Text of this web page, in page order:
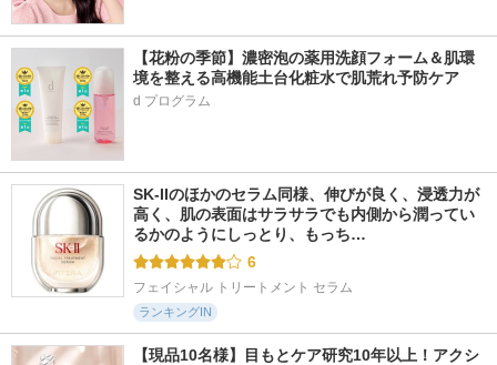
6.2
513件
Black Perfection Co
ver Fit Cushion
VIDIVICI d'Alba(ダルバ)
AGE20'S(エージトウ
ェンティズ)
【花粉の季節】濃密泡の薬用洗顔フォーム＆肌環
境を整える高機能土台化粧水で肌荒れ予防ケア
d プログラム
SK-IIのほかのセラム同様、伸びが良く、浸透力が
高く、肌の表面はサラサラでも内側から潤ってい
るかのようにしっとり、もっち…
6
フェイシャル トリートメント セラム
ランキングIN
【現品10名様】目もとケア研究10年以上！アクシ